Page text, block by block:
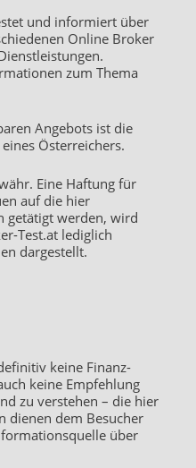
und informiert über
Online Broker
zum Thema
Angebots ist die
Österreichers.
Eine Haftung für
auf die hier
getätigt werden, wird
Test.at lediglich
dargestellt.
keine Finanz-
keine Empfehlung
zu verstehen – die hier
dienen dem Besucher
über